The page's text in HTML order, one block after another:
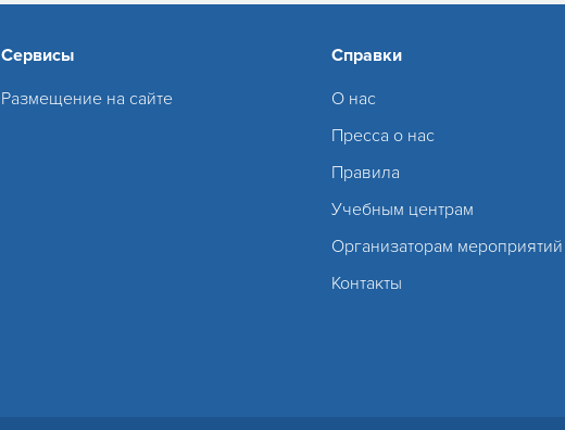
Сервисы
Размещение на сайте
Справки
О нас
Пресса о нас
Правила
Учебным центрам
Организаторам мероприятий
Контакты